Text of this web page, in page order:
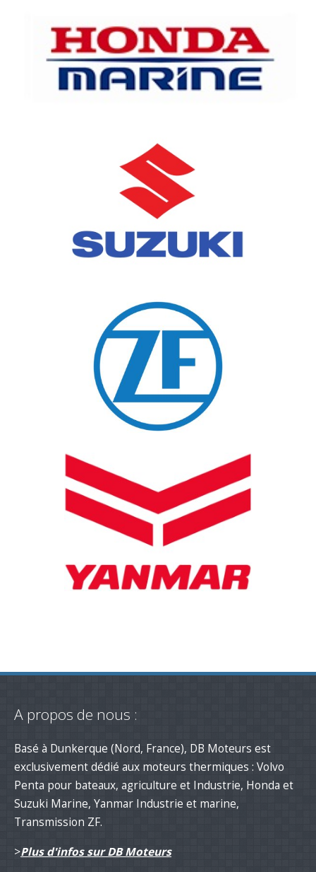
A propos de nous :
Basé à Dunkerque (Nord, France), DB Moteurs est
exclusivement dédié aux moteurs thermiques : Volvo
Penta pour bateaux, agriculture et Industrie, Honda et
Suzuki Marine, Yanmar Industrie et marine,
Transmission ZF.
>Plus d'infos sur DB Moteurs